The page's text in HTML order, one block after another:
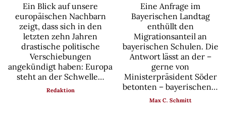
Ein Blick auf unsere
europäischen Nachbarn
zeigt, dass sich in den
letzten zehn Jahren
drastische politische
Verschiebungen
angekündigt haben: Europa
steht an der Schwelle…
Redaktion
Eine Anfrage im
Bayerischen Landtag
enthüllt den
Migrationsanteil an
bayerischen Schulen. Die
Antwort lässt an der –
gerne von
Ministerpräsident Söder
betonten – bayerischen…
Max C. Schmitt